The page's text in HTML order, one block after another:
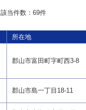
該当件数：69件
所在地
郡山市富田町字町西3-8
郡山市島一丁目18-11